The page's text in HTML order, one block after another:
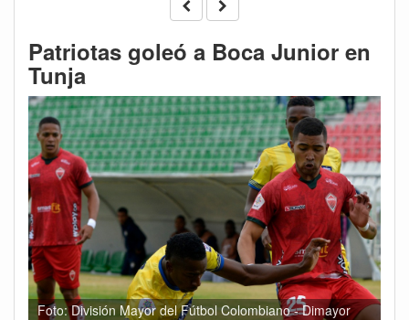
Patriotas goleó a Boca Junior en
Tunja
Foto: División Mayor del Fútbol Colombiano - Dimayor